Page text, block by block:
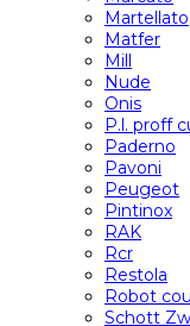
Martellato
Matfer
Mill
Nude
Onis
P.l. proff
Paderno
Pavoni
Peugeot
Pintinox
RAK
Rcr
Restola
Robot
Schott